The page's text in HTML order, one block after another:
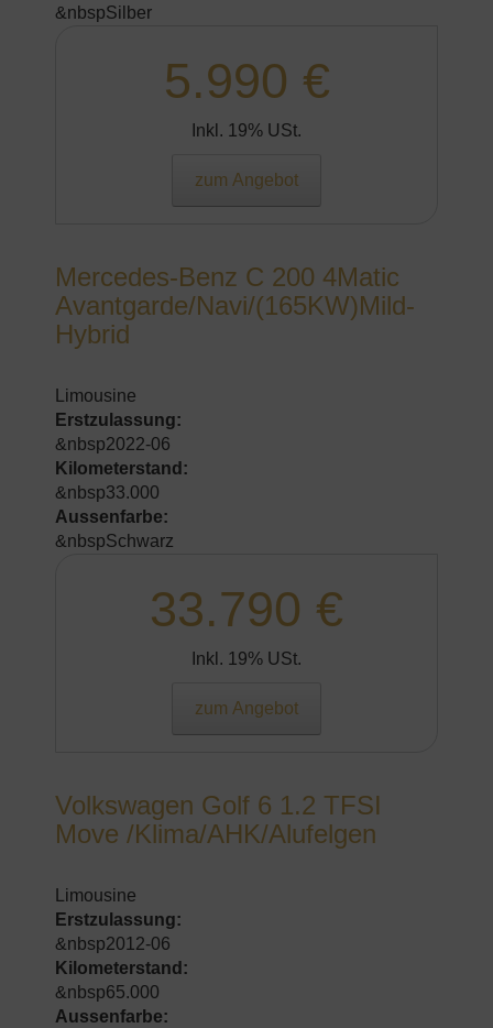
&nbspSilber
5.990 €
Inkl. 19% USt.
zum Angebot
Mercedes-Benz C 200 4Matic
Avantgarde/Navi/(165KW)Mild-
Hybrid
Limousine
Erstzulassung:
&nbsp2022-06
Kilometerstand:
&nbsp33.000
Aussenfarbe:
&nbspSchwarz
33.790 €
Inkl. 19% USt.
zum Angebot
Volkswagen Golf 6 1.2 TFSI
Move /Klima/AHK/Alufelgen
Limousine
Erstzulassung:
&nbsp2012-06
Kilometerstand:
&nbsp65.000
Aussenfarbe: